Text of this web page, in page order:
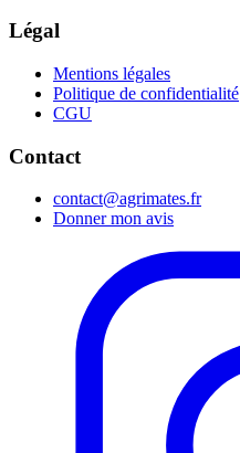
Légal
Mentions légales
Politique de confidentialité
CGU
Contact
contact@agrimates.fr
Donner mon avis